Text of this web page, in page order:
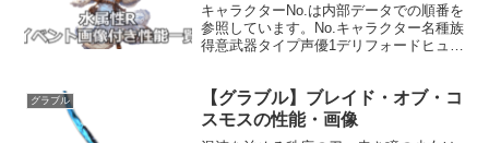
キャラクターNo.は内部データでの順番を
参照しています。No.キャラクター名種族
得意武器タイプ声優1デリフォードヒュー
に。身体の節々に老いを感じながらも、
年長者として貫...
グラブル
【グラブル】ブレイド・オブ・コ
スモスの性能・画像